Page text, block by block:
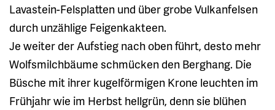
Lavastein-Felsplatten und über grobe Vulkanfelsen
durch unzählige Feigenkakteen.
Je weiter der Aufstieg nach oben führt, desto mehr
Wolfsmilchbäume schmücken den Berghang. Die
Büsche mit ihrer kugelförmigen Krone leuchten im
Frühjahr wie im Herbst hellgrün, denn sie blühen